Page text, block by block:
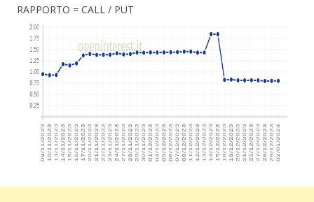
RAPPORTO = CALL / PUT